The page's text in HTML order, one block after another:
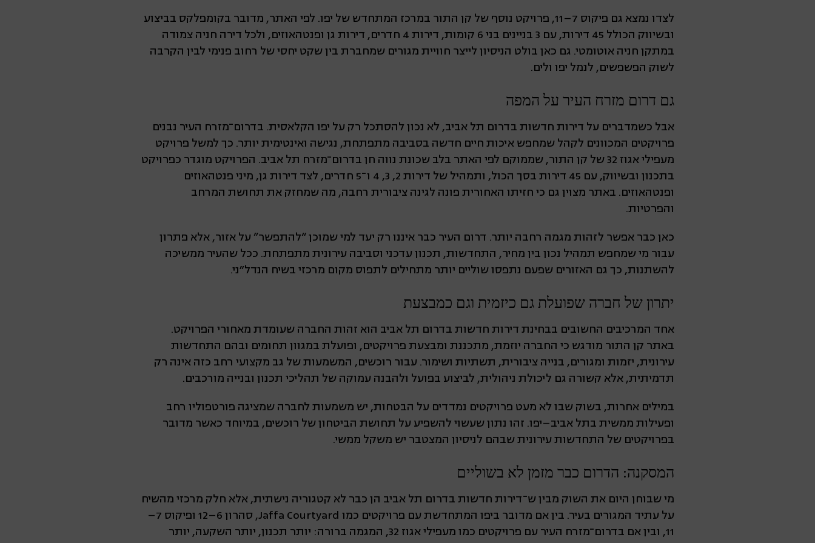
לצדו נמצא גם פיקוס 7–11, פרויקט נוסף של קן התור במרכז המתחדש של יפו. לפי האתר, מדובר בקומפלקס בביצוע
ובשיווק הכולל 45 דירות, עם 3 בניינים בני 6 קומות, דירות 4 חדרים, דירות גן ופנטהאוזים, ולכל דירה חניה צמודה
במתקן חניה אוטומטי. גם כאן בולט הניסיון לייצר חוויית מגורים שמחברת בין שקט יחסי של רחוב פנימי לבין הקרבה
לשוק הפשפשים, לנמל יפו ולים.
גם דרום מזרח העיר על המפה
אבל כשמדברים על דירות חדשות בדרום תל אביב, לא נכון להסתכל רק על יפו הקלאסית. בדרום־מזרח העיר נבנים
פרויקטים המכוונים לקהל שמחפש איכות חיים חדשה בסביבה מתפתחת, נגישה ואינטימית יותר. כך למשל פרויקט
מעפילי אגוז 32 של קן התור, שממוקם לפי האתר בלב שכונת נווה חן בדרום־מזרח תל אביב. הפרויקט מוגדר כפרויקט
בתכנון ובשיווק, עם 45 דירות בסך הכול, ותמהיל של דירות 2, 3, 4 ו־5 חדרים, לצד דירות גן, מיני פנטהאוזים
ופנטהאוזים. באתר מצוין גם כי חזיתו האחורית פונה לגינה ציבורית רחבה, מה שמחזק את תחושת המרחב
והפרטיות.
כאן כבר אפשר לזהות מגמה רחבה יותר. דרום העיר כבר איננו רק יעד למי שמוכן “להתפשר” על אזור, אלא פתרון
עבור מי שמחפש תמהיל נכון בין מחיר, התחדשות, תכנון עדכני וסביבה עירונית מתפתחת. ככל שהעיר ממשיכה
להשתנות, כך גם האזורים שפעם נתפסו שוליים יותר מתחילים לתפוס מקום מרכזי בשיח הנדל״ני.
יתרון של חברה שפועלת גם כיזמית וגם כמבצעת
אחד המרכיבים החשובים בבחינת דירות חדשות בדרום תל אביב הוא זהות החברה שעומדת מאחורי הפרויקט.
באתר קן התור מודגש כי החברה יוזמת, מתכננת ומבצעת פרויקטים, ופועלת במגוון תחומים ובהם התחדשות
עירונית, יזמות ומגורים, בנייה ציבורית, תשתיות ושימור. עבור רוכשים, המשמעות של גב מקצועי רחב כזה אינה רק
תדמיתית, אלא קשורה גם ליכולת ניהולית, לביצוע בפועל ולהבנה עמוקה של תהליכי תכנון ובנייה מורכבים.
במילים אחרות, בשוק שבו לא מעט פרויקטים נמדדים על הבטחות, יש משמעות לחברה שמציגה פורטפוליו רחב
ופעילות ממשית בתל אביב–יפו. זהו נתון שעשוי להשפיע על תחושת הביטחון של רוכשים, במיוחד כאשר מדובר
בפרויקטים של התחדשות עירונית שבהם לניסיון המצטבר יש משקל ממשי.
המסקנה: הדרום כבר מזמן לא בשוליים
מי שבוחן היום את השוק מבין ש־דירות חדשות בדרום תל אביב הן כבר לא קטגוריה נישתית, אלא חלק מרכזי מהשיח
על עתיד המגורים בעיר. בין אם מדובר ביפו המתחדשת עם פרויקטים כמו Jaffa Courtyard, סהרון 6–12 ופיקוס 7–
11, ובין אם בדרום־מזרח העיר עם פרויקטים כמו מעפילי אגוז 32, המגמה ברורה: יותר תכנון, יותר השקעה, יותר